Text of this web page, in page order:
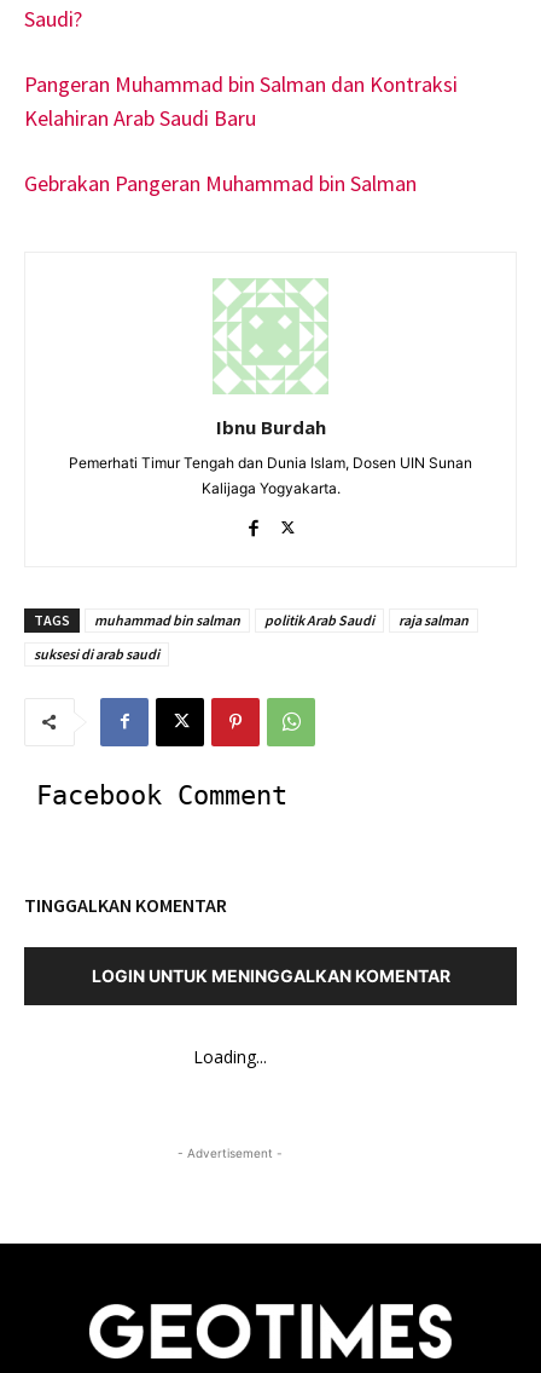
Saudi?
Pangeran Muhammad bin Salman dan Kontraksi
Kelahiran Arab Saudi Baru
Gebrakan Pangeran Muhammad bin Salman
Ibnu Burdah
Pemerhati Timur Tengah dan Dunia Islam, Dosen UIN Sunan
Kalijaga Yogyakarta.
TAGS muhammad bin salman politik Arab Saudi
raja salman
suksesi di arab saudi
Facebook Comment
TINGGALKAN KOMENTAR
LOGIN UNTUK MENINGGALKAN KOMENTAR
Loading...
- Advertisement -